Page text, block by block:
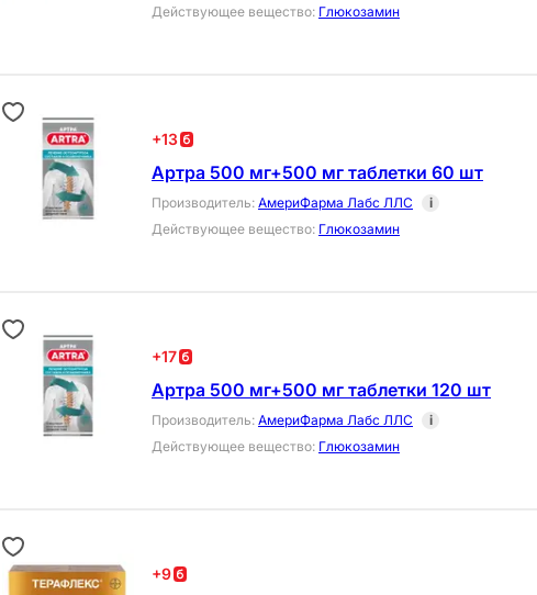
Действующее вещество: Глюкозамин
+13
Артра 500 мг+500 мг таблетки 60 шт
Производитель: АмериФарма Лабс ЛЛС
i
Действующее вещество: Глюкозамин
+17
Артра 500 мг+500 мг таблетки 120 шт
Производитель: АмериФарма Лабс ЛЛС
i
Действующее вещество: Глюкозамин
+9